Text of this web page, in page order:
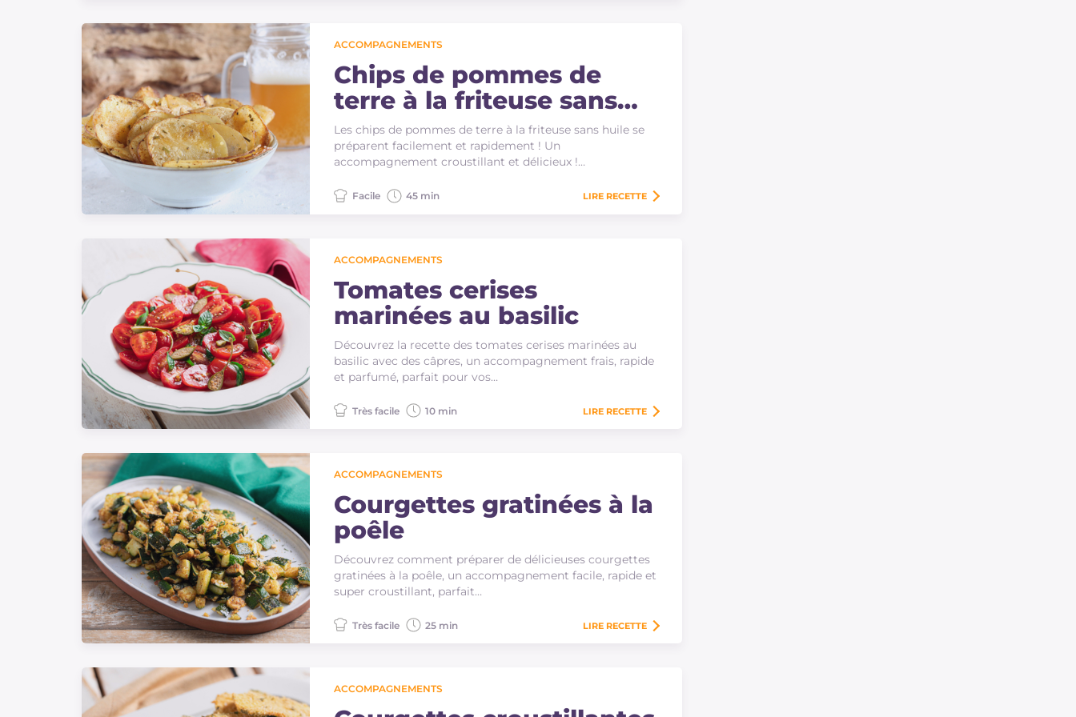
Dernieres recettes
IT Website
ACCOMPAGNEMENTS
Chips de pommes de
terre à la friteuse sans
huile
Les chips de pommes de terre à la friteuse sans huile se
préparent facilement et rapidement ! Un
accompagnement croustillant et délicieux !…
Facile 45 min LIRE RECETTE
ACCOMPAGNEMENTS
Tomates cerises
marinées au basilic
Découvrez la recette des tomates cerises marinées au
basilic avec des câpres, un accompagnement frais, rapide
et parfumé, parfait pour vos…
Très facile 10 min LIRE RECETTE
ACCOMPAGNEMENTS
Courgettes gratinées à la
poêle
Découvrez comment préparer de délicieuses courgettes
gratinées à la poêle, un accompagnement facile, rapide et
super croustillant, parfait…
Très facile 25 min LIRE RECETTE
ACCOMPAGNEMENTS